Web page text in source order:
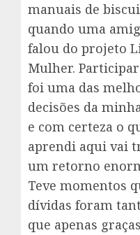
manuais de
quando uma
falou do projeto
Mulher.
foi uma das
decisões da
e com certeza o
aprendi aqui vai
um retorno
Teve momentos
dívidas foram
que apenas